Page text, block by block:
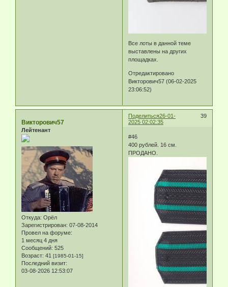
Все лоты в данной теме
выставлены на других
площадках.
Отредактировано
Викторович57 (06-02-2025
23:06:52)
Поделиться 39
26-01-
2025 02:02:35
Викторович57
Лейтенант
Откуда: Орёл
Зарегистрирован: 07-08-2014
Провел на форуме:
1 месяц 4 дня
Сообщений: 525
Возраст: 41 [1985-01-15]
Последний визит:
03-08-2026 12:53:07
#46
400 рублей. 16 см.
ПРОДАНО.